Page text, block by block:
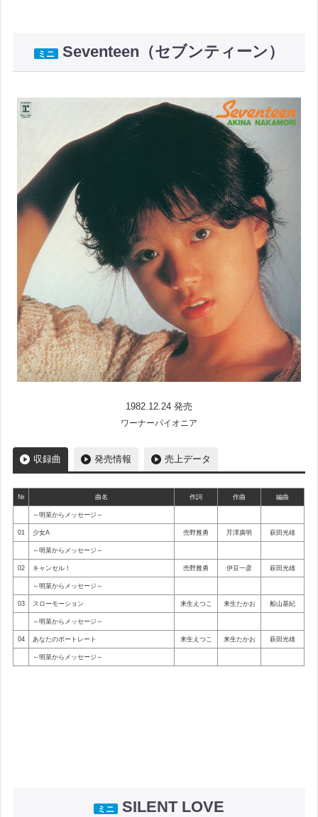
ミニ Seventeen（セブンティーン）
1982.12.24 発売
ワーナーパイオニア
収録曲 発売情報 売上データ
№ 曲名 作詞 作曲 編曲
～明菜からメッセージ～
01 少女A 売野雅勇 芹澤廣明 萩田光雄
～明菜からメッセージ～
02 キャンセル！ 売野雅勇 伊豆一彦 萩田光雄
～明菜からメッセージ～
03 スローモーション 来生えつこ 来生たかお 船山基紀
～明菜からメッセージ～
04 あなたのポートレート 来生えつこ 来生たかお 萩田光雄
～明菜からメッセージ～
ミニ SILENT LOVE